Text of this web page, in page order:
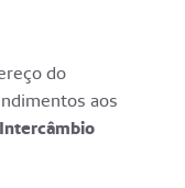
do
aos